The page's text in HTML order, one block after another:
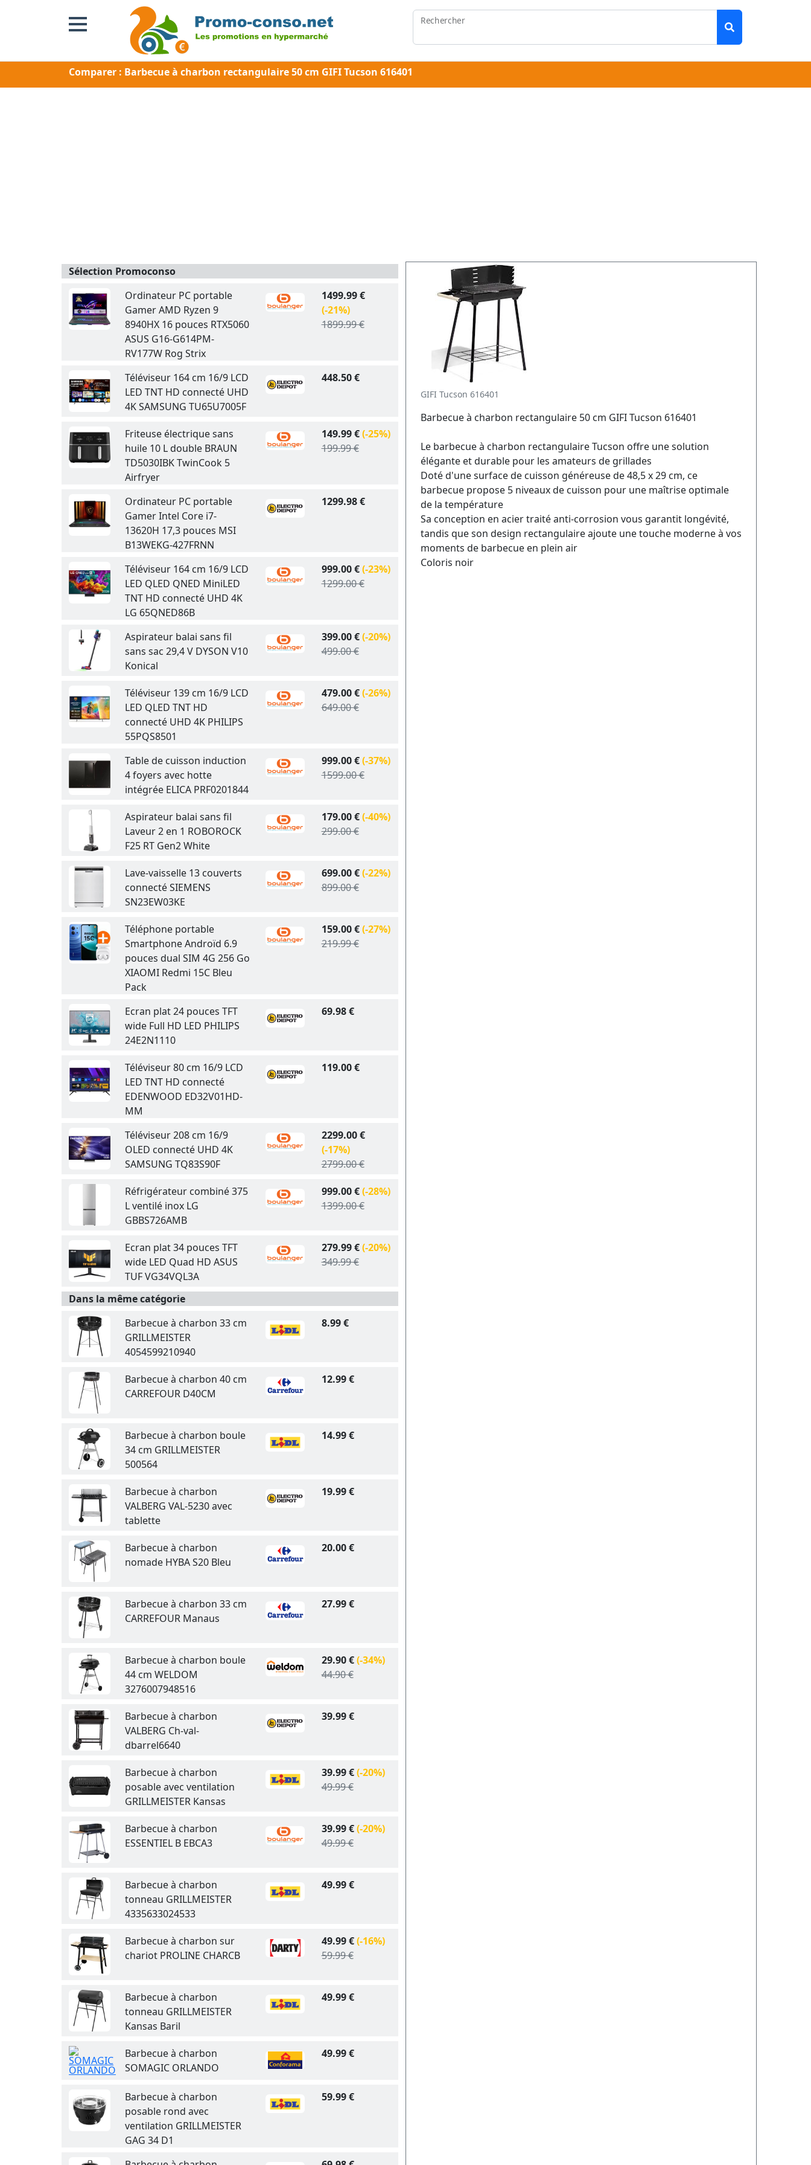
Rechercher
Comparer : Barbecue à charbon rectangulaire 50 cm GIFI Tucson 616401
Sélection Promoconso
Ordinateur PC portable
Gamer AMD Ryzen 9
8940HX 16 pouces RTX5060
ASUS G16-G614PM-
RV177W Rog Strix
1499.99 €
(-21%)
1899.99 €
Téléviseur 164 cm 16/9 LCD
LED TNT HD connecté UHD
4K SAMSUNG TU65U7005F
448.50 €
Friteuse électrique sans
huile 10 L double BRAUN
TD5030IBK TwinCook 5
Airfryer
149.99 €(-25%)
199.99 €
Ordinateur PC portable
Gamer Intel Core i7-
13620H 17,3 pouces MSI
B13WEKG-427FRNN
1299.98 €
Téléviseur 164 cm 16/9 LCD
LED QLED QNED MiniLED
TNT HD connecté UHD 4K
LG 65QNED86B
999.00 €(-23%)
1299.00 €
Aspirateur balai sans fil
sans sac 29,4 V DYSON V10
Konical
399.00 €(-20%)
499.00 €
Téléviseur 139 cm 16/9 LCD
LED QLED TNT HD
connecté UHD 4K PHILIPS
55PQS8501
479.00 €(-26%)
649.00 €
Table de cuisson induction
4 foyers avec hotte
intégrée ELICA PRF0201844
999.00 €(-37%)
1599.00 €
Aspirateur balai sans fil
Laveur 2 en 1 ROBOROCK
F25 RT Gen2 White
179.00 €(-40%)
299.00 €
Lave-vaisselle 13 couverts
connecté SIEMENS
SN23EW03KE
699.00 €(-22%)
899.00 €
Téléphone portable
Smartphone Androïd 6.9
pouces dual SIM 4G 256 Go
XIAOMI Redmi 15C Bleu
Pack
159.00 €(-27%)
219.99 €
Ecran plat 24 pouces TFT
wide Full HD LED PHILIPS
24E2N1110
69.98 €
Téléviseur 80 cm 16/9 LCD
LED TNT HD connecté
EDENWOOD ED32V01HD-
MM
119.00 €
Téléviseur 208 cm 16/9
OLED connecté UHD 4K
SAMSUNG TQ83S90F
2299.00 €
(-17%)
2799.00 €
Réfrigérateur combiné 375
L ventilé inox LG
GBBS726AMB
999.00 €(-28%)
1399.00 €
Ecran plat 34 pouces TFT
wide LED Quad HD ASUS
TUF VG34VQL3A
279.99 €(-20%)
349.99 €
Dans la même catégorie
Barbecue à charbon 33 cm
GRILLMEISTER
4054599210940
8.99 €
Barbecue à charbon 40 cm
CARREFOUR D40CM
12.99 €
Barbecue à charbon boule
34 cm GRILLMEISTER
500564
14.99 €
Barbecue à charbon
VALBERG VAL-5230 avec
tablette
19.99 €
Barbecue à charbon
nomade HYBA S20 Bleu
20.00 €
Barbecue à charbon 33 cm
CARREFOUR Manaus
27.99 €
Barbecue à charbon boule
44 cm WELDOM
3276007948516
29.90 €(-34%)
44.90 €
Barbecue à charbon
VALBERG Ch-val-
dbarrel6640
39.99 €
Barbecue à charbon
posable avec ventilation
GRILLMEISTER Kansas
39.99 €(-20%)
49.99 €
Barbecue à charbon
ESSENTIEL B EBCA3
39.99 €(-20%)
49.99 €
Barbecue à charbon
tonneau GRILLMEISTER
4335633024533
49.99 €
Barbecue à charbon sur
chariot PROLINE CHARCB
49.99 €(-16%)
59.99 €
Barbecue à charbon
tonneau GRILLMEISTER
Kansas Baril
49.99 €
Barbecue à charbon
SOMAGIC ORLANDO
49.99 €
Barbecue à charbon
posable rond avec
ventilation GRILLMEISTER
GAG 34 D1
59.99 €
GIFI Tucson 616401
Barbecue à charbon rectangulaire 50 cm GIFI Tucson 616401
Le barbecue à charbon rectangulaire Tucson offre une solution
élégante et durable pour les amateurs de grillades
Doté d'une surface de cuisson généreuse de 48,5 x 29 cm, ce
barbecue propose 5 niveaux de cuisson pour une maîtrise optimale
de la température
Sa conception en acier traité anti-corrosion vous garantit longévité,
tandis que son design rectangulaire ajoute une touche moderne à vos
moments de barbecue en plein air
Coloris noir